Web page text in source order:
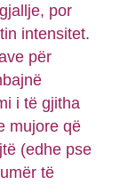
por
intensitet.
për
i të gjitha
mujore që
(edhe pse
të